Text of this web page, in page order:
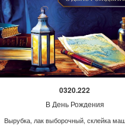
0320.222
В День Рождения
Вырубка, лак выборочный, склейка